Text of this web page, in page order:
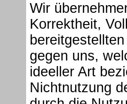
Wir
Korrektheit,
gegen uns,
ideeller Art
Nichtnutzung